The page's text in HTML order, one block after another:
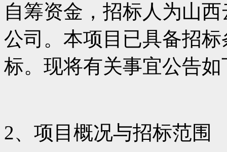
自筹资金，招标人为山
公司。本项目已具备招
标。现将有关事宜公告如
2、项目概况与招标范围